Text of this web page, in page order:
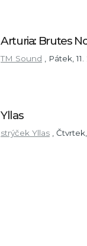
Arturia: Brutes
TM Sound Pátek,
Yllas
strýček Yllas , Čtvrtek,